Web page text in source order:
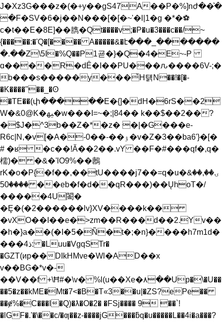
J�Xz3G���z�(�+y��gS47A��P�%]nժ��͛�
�F�SV�6�j��N���[�[�~'�l|1�g �*�⚽
c�t��E�8E]��臇�Qt����v;�P�u�3���c��/~
{�����:�'Q�[���� A�����&�է���_�������
�.��Z\5I�%Q��P1굗�}�Q�4�E~-P
ɑ����R�dȆ�I��PU���ԉ����6V-;�
b���s�����y���҆H턝N��!�[�-
�K����"��_�ʘ
�TE��(փ�����E�{]�dH�6rS��2
W�&0@K�ﳱ�w���I=~�;|84�� k��$��2��?
�$J�^3b��Z�*�z� �|�G���e-
R6c|N,�v[�A�-0��-��ۉ�v�Z�3��ba6'}�[�
# �ʁ �c��!Ă��2��.vY ��F�#���qf�,q�
檽)� �&�'lO9%��鶶
rK�o�P{�f��,��tU����j7��=q�u�&ۍ��,��
����50��eb�f�d��qR���)��ŲhoT�/
�����4U䦦�
�Ȩ�(�2������lv}XV����k��
�vXO��I��e�>zm��R���d��2.Yv��
�h�}a��(�I�5�Ñ�t�;�n}����h7m1d�
���ذ4: �Luu�VgqSTr�
�GZT(иp��DIkHMve�Wl�AD��x
v��BG�*v�-
��V��f +\Ħ#�\v� %l(u��Xe�٨��Up�\�U��
��5�z��kME�Mt�7<�B�T«3��u|�ZS?ePe��
��ɇ%�C���I�Q)�ƛ�O�2� �FSj���� 9 ��`!
�lGF�.'�\��c/�ƣ��z-����jG���ƃq�u�����L��4i�a���?